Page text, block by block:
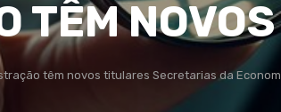
TÊM
têm novos titulares Secretarias da